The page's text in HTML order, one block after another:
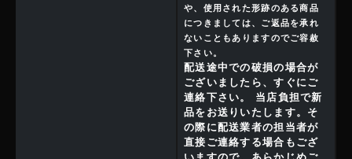
や、使用された形跡のある商品
につきましては、ご返品を承れ
ないこともありますのでご容赦
下さい。
配送途中での破損の場合が
ございましたら、すぐにご
連絡下さい。 当店負担で新
品をお送りいたします。そ
の際に配送業者の担当者が
直接ご連絡する場合もござ